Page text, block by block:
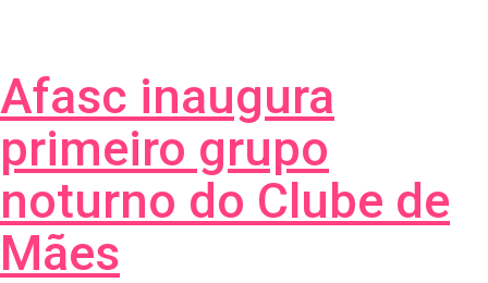
Afasc inaugura
primeiro grupo
noturno do Clube de
Mães